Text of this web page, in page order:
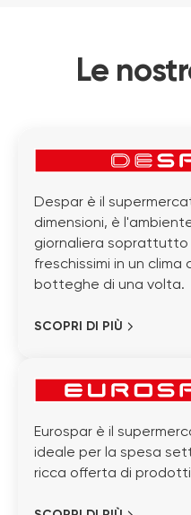
Le
Despar è il
dimensioni, è
giornaliera
freschissimi in un
botteghe di una volta.
SCOPRI DI PIÙ
Eurospar è il
ideale per la spesa
ricca offerta di